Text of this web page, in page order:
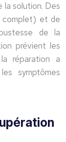
la solution. Des
complet) et de
de la
prévient les
réparation a
symptômes